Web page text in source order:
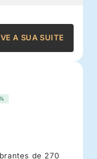
A SUA SUITE
de 270